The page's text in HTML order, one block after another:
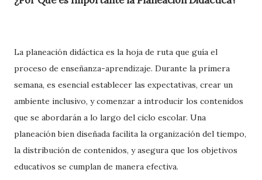
La planeación didáctica es la hoja de ruta que guía el
proceso de enseñanza-aprendizaje. Durante la primera
semana, es esencial establecer las expectativas, crear un
ambiente inclusivo, y comenzar a introducir los contenidos
que se abordarán a lo largo del ciclo escolar. Una
planeación bien diseñada facilita la organización del tiempo,
la distribución de contenidos, y asegura que los objetivos
educativos se cumplan de manera efectiva.